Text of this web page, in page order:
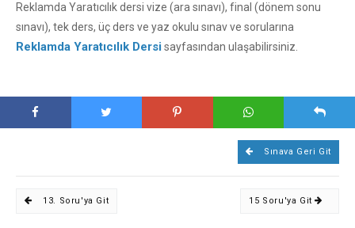
Reklamda Yaratıcılık dersi vize (ara sınavı), final (dönem sonu
sınavı), tek ders, üç ders ve yaz okulu sınav ve sorularına
Reklamda Yaratıcılık Dersisayfasından ulaşabilirsiniz.
Sınava Geri Git
13. Soru'ya Git 15 Soru'ya Git